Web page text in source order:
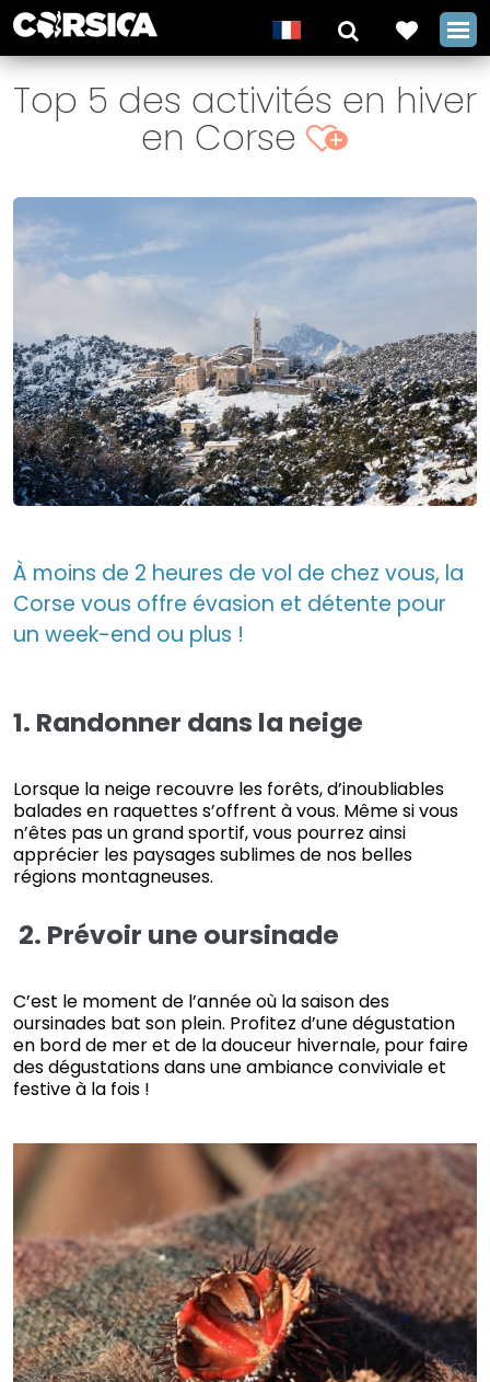
Top 5 des activités en hiver
en Corse +
À moins de 2 heures de vol de chez vous, la
Corse vous offre évasion et détente pour
un week-end ou plus !
1. Randonner dans la neige
Lorsque la neige recouvre les forêts, d’inoubliables
balades en raquettes s’offrent à vous. Même si vous
n’êtes pas un grand sportif, vous pourrez ainsi
apprécier les paysages sublimes de nos belles
régions montagneuses.
2. Prévoir une oursinade
C’est le moment de l’année où la saison des
oursinades bat son plein. Profitez d’une dégustation
en bord de mer et de la douceur hivernale, pour faire
des dégustations dans une ambiance conviviale et
festive à la fois !